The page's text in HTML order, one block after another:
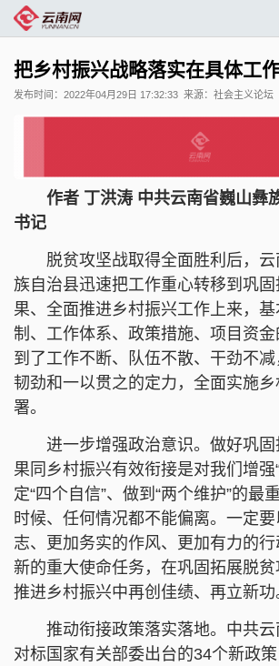
把乡村振兴战略落实在具体工
发布时间： 2022年04月29日 17:32:33 来源： 社会主义论坛
作者 丁洪涛 中共云南省巍山彝
书记
脱贫攻坚战取得全面胜利后，云
族自治县迅速把工作重心转移到巩
果、全面推进乡村振兴工作上来，
制、工作体系、政策措施、项目资
到了工作不断、队伍不散、干劲不
韧劲和一以贯之的定力，全面实施
署。
进一步增强政治意识。做好巩固
果同乡村振兴有效衔接是对我们增强
定“四个自信”、做到“两个维护”的最
时候、任何情况都不能偏离。一定
志、更加务实的作风、更加有力的
新的重大使命任务，在巩固拓展脱
推进乡村振兴中再创佳绩、再立新功
推动衔接政策落实落地。中共云
对标国家有关部委出台的34个新政